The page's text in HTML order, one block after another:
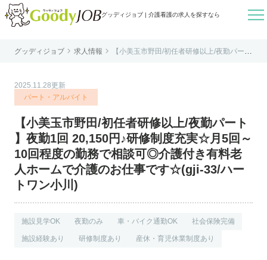
グッディジョブ | 介護看護の求人を探すなら 
はじめての方へ
個人情報保護方針
利用規約
お知らせ
グッディジョブ  求人情報 
【小美玉市野田/初任者研修以上/夜勤パート
2025.11.28更新
パート・アルバイト
【小美玉市野田/初任者研修以上/夜勤パート
】夜勤1回 20,150円♪研修制度充実☆月5回～
10回程度の勤務で相談可◎介護付き有料老
人ホームで介護のお仕事です☆(gji-33/ハー
トワン小川)
施設見学OK 夜勤のみ 車・バイク通勤OK 社会保険完備
施設経験あり 研修制度あり 産休・育児休業制度あり